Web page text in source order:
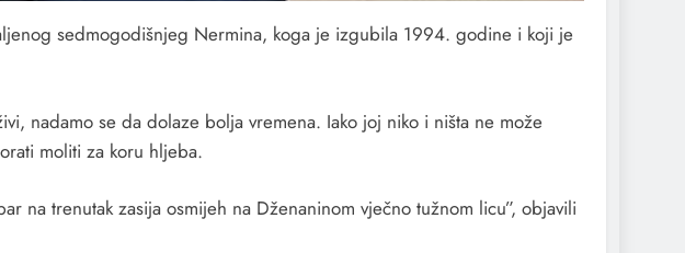
sedmogodišnjeg Nermina, koga je izgubila 1994. godine i koji je
nadamo se da dolaze bolja vremena. Iako joj niko i ništa ne može
moliti za koru hljeba.
na trenutak zasija osmijeh na Dženaninom vječno tužnom licu”, objavili